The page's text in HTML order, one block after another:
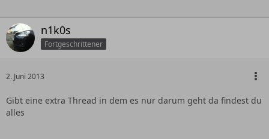
n1k0s
Fortgeschrittener
2. Juni 2013
Gibt eine extra Thread in dem es nur darum geht da findest du
alles